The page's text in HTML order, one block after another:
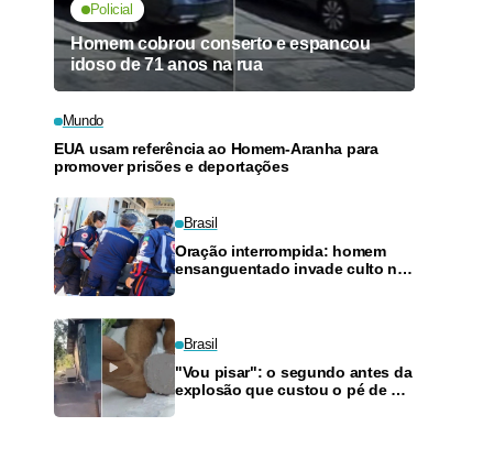
Policial
Homem cobrou conserto e espancou
idoso de 71 anos na rua
Mundo
EUA usam referência ao Homem-Aranha para
promover prisões e deportações
Brasil
Oração interrompida: homem
ensanguentado invade culto na
Brasil
"Vou pisar": o segundo antes da
explosão que custou o pé de um